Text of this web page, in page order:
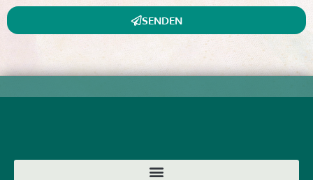
SENDEN